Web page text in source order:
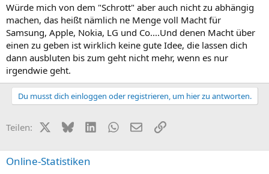
Würde mich von dem "Schrott" aber auch nicht zu abhängig
machen, das heißt nämlich ne Menge voll Macht für
Samsung, Apple, Nokia, LG und Co....Und denen Macht über
einen zu geben ist wirklich keine gute Idee, die lassen dich
dann ausbluten bis zum geht nicht mehr, wenn es nur
irgendwie geht.
Du musst dich einloggen oder registrieren, um hier zu antworten.
Teilen: X (Twitter)
BlueskyLinkedInWhatsApp
E-MailLink
Online-Statistiken